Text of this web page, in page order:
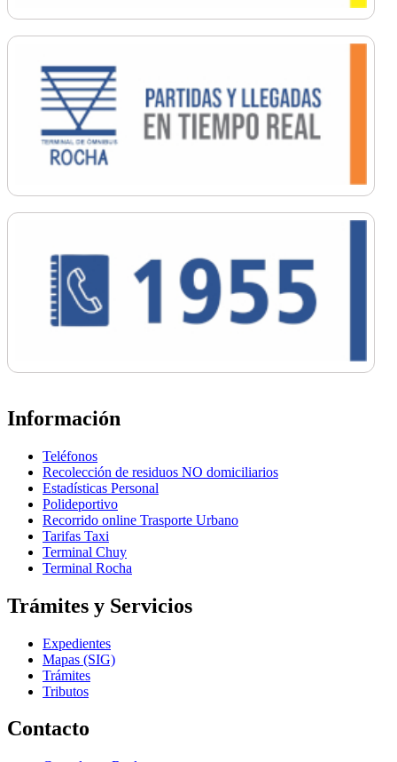
Información
Teléfonos
Recolección de residuos NO domiciliarios
Estadísticas Personal
Polideportivo
Recorrido online Trasporte Urbano
Tarifas Taxi
Terminal Chuy
Terminal Rocha
Trámites y Servicios
Expedientes
Mapas (SIG)
Trámites
Tributos
Contacto